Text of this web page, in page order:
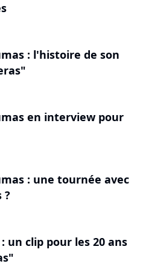
: l'histoire de son
en interview pour
: une tournée avec
?
un clip pour les 20 ans